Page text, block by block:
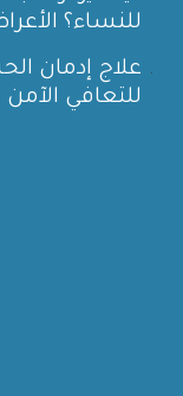
للنساء؟
علاج إدمان
للتعافي